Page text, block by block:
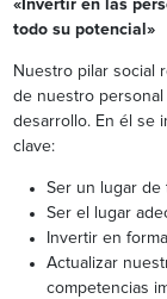
«Invertir en las
todo su potencial»
Nuestro pilar social
de nuestro
desarrollo. En él se
clave:
Ser un lugar de
Ser el lugar
Invertir en
Actualizar
competencias